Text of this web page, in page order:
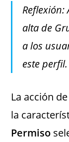
Reflexión:
alta de
a los
este perfil.
La acción de
la
Permiso